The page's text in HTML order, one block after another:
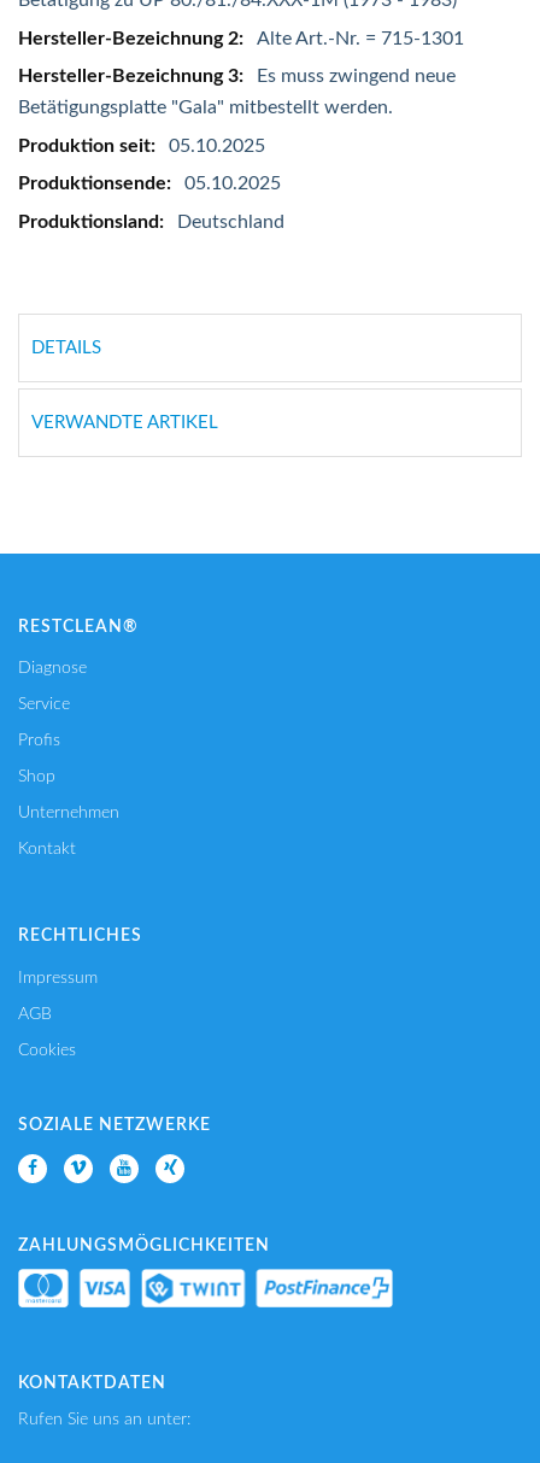
Alte Art.-Nr. = 715-1301
Es muss zwingend neue
Betätigungsplatte "Gala" mitbestellt werden.
05.10.2025
05.10.2025
Deutschland
DETAILS
VERWANDTE ARTIKEL
RESTCLEAN®
Diagnose
Service
Profis
Shop
Unternehmen
Kontakt
RECHTLICHES
Impressum
AGB
Cookies
SOZIALE NETZWERKE
ZAHLUNGSMÖGLICHKEITEN
KONTAKTDATEN
Rufen Sie uns an unter: